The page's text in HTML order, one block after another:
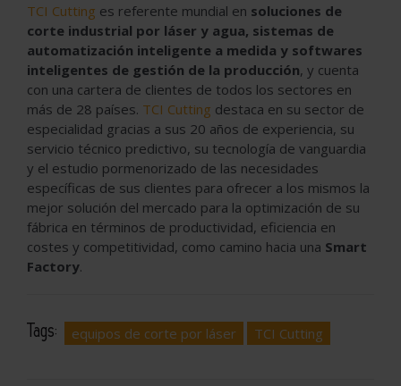
TCI Cutting es referente mundial en soluciones de
corte industrial por láser y agua, sistemas de
automatización inteligente a medida y softwares
inteligentes de gestión de la producción, y cuenta
con una cartera de clientes de todos los sectores en
más de 28 países. TCI Cutting destaca en su sector de
especialidad gracias a sus 20 años de experiencia, su
servicio técnico predictivo, su tecnología de vanguardia
y el estudio pormenorizado de las necesidades
específicas de sus clientes para ofrecer a los mismos la
mejor solución del mercado para la optimización de su
fábrica en términos de productividad, eficiencia en
costes y competitividad, como camino hacia una Smart
Factory.
Tags: equipos de corte por láser TCI Cutting